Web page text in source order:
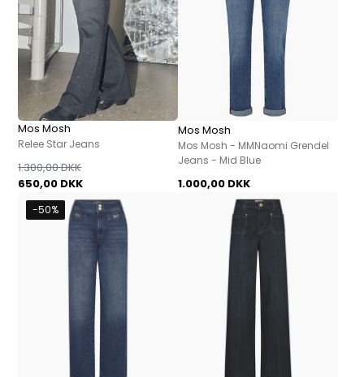
Mos Mosh
Relee Star Jeans
650,00 DKK
1.300,00 DKK
Mos Mosh
Mos Mosh - MMNaomi Grendel
Jeans - Mid Blue
1.000,00 DKK
-50%